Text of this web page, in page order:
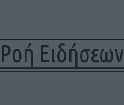
Ροή Ειδήσεων